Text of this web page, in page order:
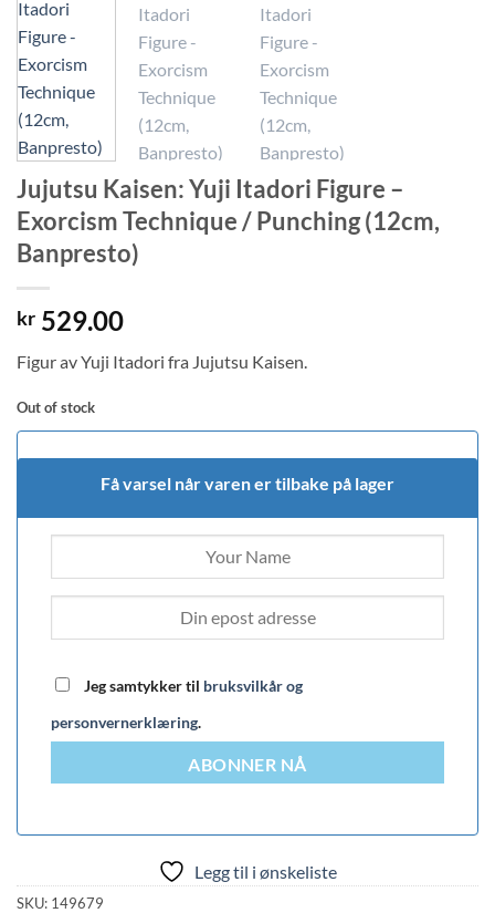
Jujutsu Kaisen: Yuji Itadori Figure –
Exorcism Technique / Punching (12cm,
Banpresto)
kr 529.00
Figur av Yuji Itadori fra Jujutsu Kaisen.
Out of stock
Få varsel når varen er tilbake på lager
Jeg samtykker til bruksvilkår og
personvernerklæring.
ABONNER NÅ
Legg til i ønskeliste
SKU: 149679